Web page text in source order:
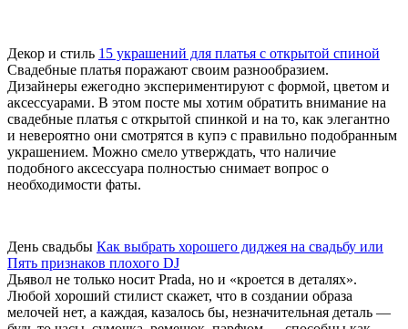
Декор и стиль 15 украшений для платья с открытой спиной
Свадебные платья поражают своим разнообразием.
Дизайнеры ежегодно экспериментируют с формой, цветом и
аксессуарами. В этом посте мы хотим обратить внимание на
свадебные платья с открытой спинкой и на то, как элегантно
и невероятно они смотрятся в купэ с правильно подобранным
украшением. Можно смело утверждать, что наличие
подобного аксессуара полностью снимает вопрос о
необходимости фаты.
День свадьбы Как выбрать хорошего диджея на свадьбу или
Пять признаков плохого DJ
Дьявол не только носит Prada, но и «кроется в деталях».
Любой хороший стилист скажет, что в создании образа
мелочей нет, а каждая, казалось бы, незначительная деталь —